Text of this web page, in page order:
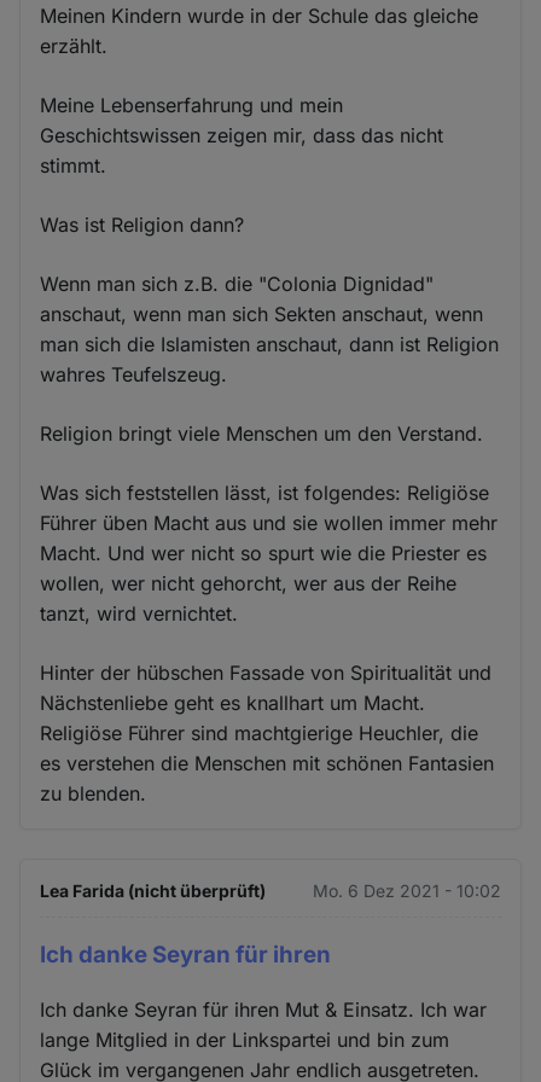
Meinen Kindern wurde in der Schule das gleiche
erzählt.
Meine Lebenserfahrung und mein
Geschichtswissen zeigen mir, dass das nicht
stimmt.
Was ist Religion dann?
Wenn man sich z.B. die "Colonia Dignidad"
anschaut, wenn man sich Sekten anschaut, wenn
man sich die Islamisten anschaut, dann ist Religion
wahres Teufelszeug.
Religion bringt viele Menschen um den Verstand.
Was sich feststellen lässt, ist folgendes: Religiöse
Führer üben Macht aus und sie wollen immer mehr
Macht. Und wer nicht so spurt wie die Priester es
wollen, wer nicht gehorcht, wer aus der Reihe
tanzt, wird vernichtet.
Hinter der hübschen Fassade von Spiritualität und
Nächstenliebe geht es knallhart um Macht.
Religiöse Führer sind machtgierige Heuchler, die
es verstehen die Menschen mit schönen Fantasien
zu blenden.
Lea Farida (nicht überprüft) Mo. 6 Dez 2021 - 10:02
Ich danke Seyran für ihren
Ich danke Seyran für ihren Mut & Einsatz. Ich war
lange Mitglied in der Linkspartei und bin zum
Glück im vergangenen Jahr endlich ausgetreten.